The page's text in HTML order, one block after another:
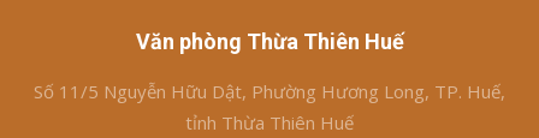
Văn phòng Thừa Thiên Huế
Số 11/5 Nguyễn Hữu Dật, Phường Hương Long, TP. Huế,
tỉnh Thừa Thiên Huế